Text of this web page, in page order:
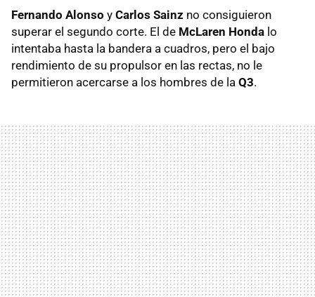
Fernando Alonso y Carlos Sainz no consiguieron
superar el segundo corte. El de McLaren Honda lo
intentaba hasta la bandera a cuadros, pero el bajo
rendimiento de su propulsor en las rectas, no le
permitieron acercarse a los hombres de la Q3.